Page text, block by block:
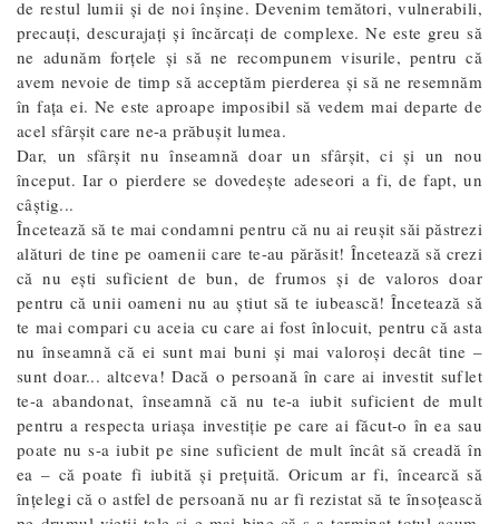
de restul lumii şi de noi înşine. Devenim temători, vulnerabili,
precauţi, descurajaţi și încărcați de complexe. Ne este greu să
ne adunăm forţele şi să ne recompunem visurile, pentru că
avem nevoie de timp să acceptăm pierderea şi să ne resemnăm
în faţa ei. Ne este aproape imposibil să vedem mai departe de
acel sfârşit care ne-a prăbuşit lumea.
Dar, un sfârșit nu înseamnă doar un sfârşit, ci şi un nou
început. Iar o pierdere se dovedeşte adeseori a fi, de fapt, un
câştig...
Încetează să te mai condamni pentru că nu ai reuşit săi păstrezi
alături de tine pe oamenii care te-au părăsit! Încetează să crezi
că nu eşti suficient de bun, de frumos şi de valoros doar
pentru că unii oameni nu au ştiut să te iubească! Încetează să
te mai compari cu aceia cu care ai fost înlocuit, pentru că asta
nu înseamnă că ei sunt mai buni și mai valoroși decât tine –
sunt doar... altceva! Dacă o persoană în care ai investit suflet
te-a abandonat, înseamnă că nu te-a iubit suficient de mult
pentru a respecta uriaşa investiţie pe care ai făcut-o în ea sau
poate nu s-a iubit pe sine suficient de mult încât să creadă în
ea – că poate fi iubită şi preţuită. Oricum ar fi, încearcă să
înţelegi că o astfel de persoană nu ar fi rezistat să te însoţească